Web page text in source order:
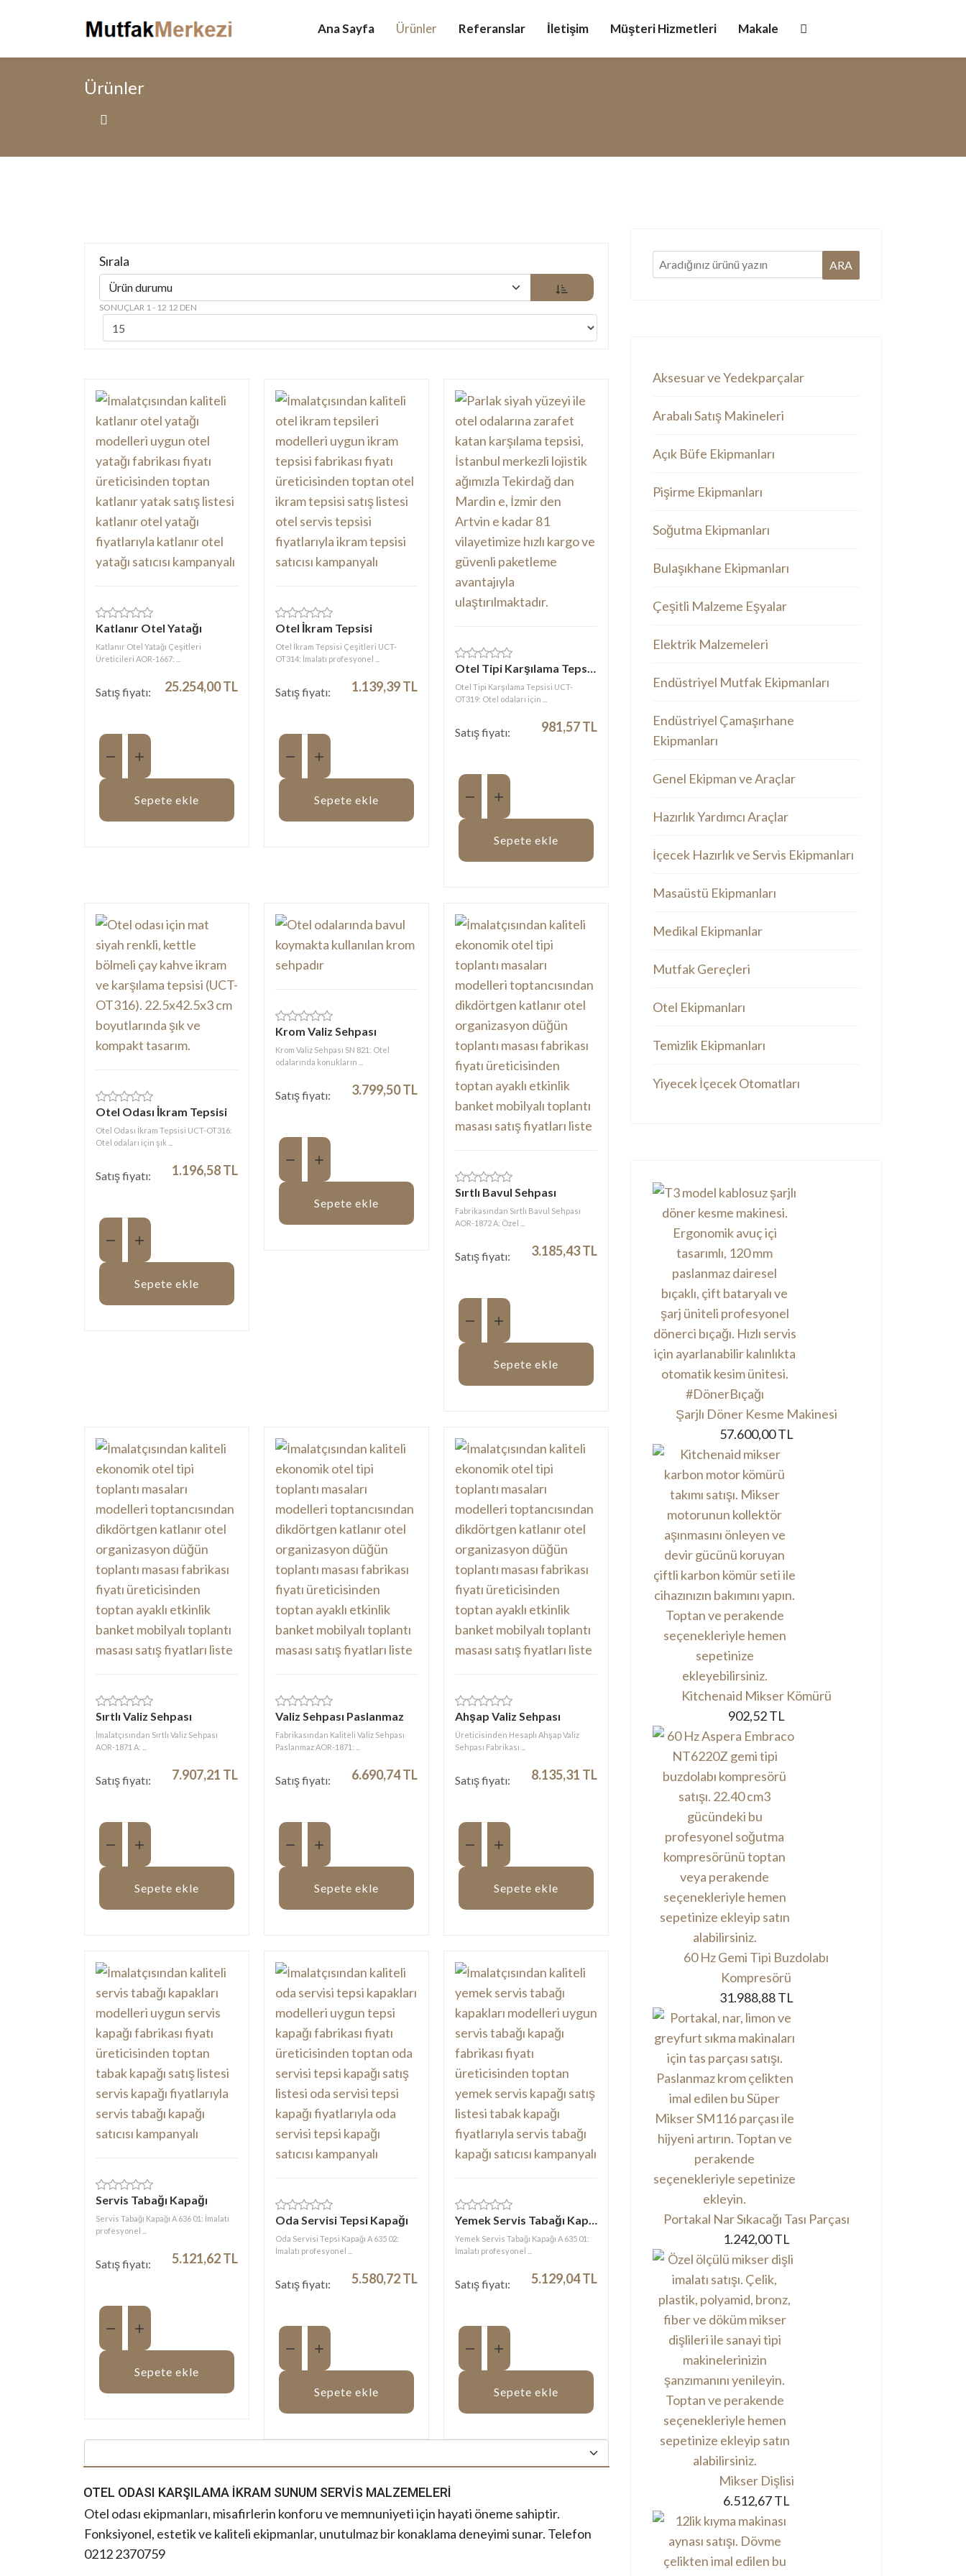
Ana Sayfa Ürünler Referanslar İletişim Müşteri Hizmetleri Makale
Ürünler
Sırala
SONUÇLAR 1 - 12 12 DEN
Katlanır Otel Yatağı
Katlanır Otel Yatağı Çeşitleri
Üreticileri AOR-1667: ...
Satış fiyatı: 25.254,00 TL
Miktar:
Sepete ekle
Otel İkram Tepsisi
Otel İkram Tepsisi Çeşitleri UCT-
OT314: İmalatı profesyonel ...
Satış fiyatı: 1.139,39 TL
Miktar:
Sepete ekle
Otel Tipi Karşılama Tepsisi
Otel Tipi Karşılama Tepsisi UCT-
OT319: Otel odaları için ...
Satış fiyatı: 981,57 TL
Miktar:
Sepete ekle
Otel Odası İkram Tepsisi
Otel Odası İkram Tepsisi UCT-OT316:
Otel odaları için şık ...
Satış fiyatı: 1.196,58 TL
Miktar:
Sepete ekle
Krom Valiz Sehpası
Krom Valiz Sehpası SN 821: Otel
odalarında konukların ...
Satış fiyatı: 3.799,50 TL
Miktar:
Sepete ekle
Sırtlı Bavul Sehpası
Fabrikasından Sırtlı Bavul Sehpası
AOR-1872 A: Özel ...
Satış fiyatı: 3.185,43 TL
Miktar:
Sepete ekle
Sırtlı Valiz Sehpası
İmalatçısından Sırtlı Valiz Sehpası
AOR-1871 A: ...
Satış fiyatı: 7.907,21 TL
Miktar:
Sepete ekle
Valiz Sehpası Paslanmaz
Fabrikasından Kaliteli Valiz Sehpası
Paslanmaz AOR-1871: ...
Satış fiyatı: 6.690,74 TL
Miktar:
Sepete ekle
Ahşap Valiz Sehpası
Üreticisinden Hesaplı Ahşap Valiz
Sehpası Fabrikası ...
Satış fiyatı: 8.135,31 TL
Miktar:
Sepete ekle
Servis Tabağı Kapağı
Servis Tabağı Kapağı A 636 01: İmalatı
profesyonel ...
Satış fiyatı: 5.121,62 TL
Miktar:
Sepete ekle
Oda Servisi Tepsi Kapağı
Oda Servisi Tepsi Kapağı A 635 02:
İmalatı profesyonel ...
Satış fiyatı: 5.580,72 TL
Miktar:
Sepete ekle
Yemek Servis Tabağı Kapağı
Yemek Servis Tabağı Kapağı A 635 01:
İmalatı profesyonel ...
Satış fiyatı: 5.129,04 TL
Miktar:
Sepete ekle
OTEL ODASI KARŞILAMA İKRAM SUNUM SERVIS MALZEMELERI
Otel odası ekipmanları, misafirlerin konforu ve memnuniyeti için hayati öneme sahiptir.
Fonksiyonel, estetik ve kaliteli ekipmanlar, unutulmaz bir konaklama deneyimi sunar. Telefon
0212 2370759
Aksesuar ve Yedekparçalar
Arabalı Satış Makineleri
Açık Büfe Ekipmanları
Pişirme Ekipmanları
Soğutma Ekipmanları
Bulaşıkhane Ekipmanları
Çeşitli Malzeme Eşyalar
Elektrik Malzemeleri
Endüstriyel Mutfak Ekipmanları
Endüstriyel Çamaşırhane
Ekipmanları
Genel Ekipman ve Araçlar
Hazırlık Yardımcı Araçlar
İçecek Hazırlık ve Servis Ekipmanları
Masaüstü Ekipmanları
Medikal Ekipmanlar
Mutfak Gereçleri
Otel Ekipmanları
Temizlik Ekipmanları
Yiyecek İçecek Otomatları
Şarjlı Döner Kesme Makinesi
57.600,00 TL
Kitchenaid Mikser Kömürü
902,52 TL
60 Hz Gemi Tipi Buzdolabı
Kompresörü
31.988,88 TL
Portakal Nar Sıkacağı Tası Parçası
1.242,00 TL
Mikser Dişlisi
6.512,67 TL